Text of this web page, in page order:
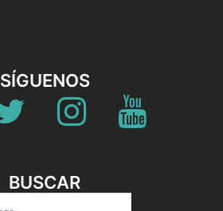
SÍGUENOS
Twitter Instagram
BUSCAR